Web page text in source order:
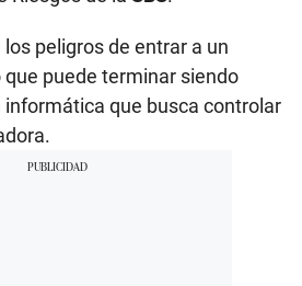
peligros de entrar a un
puede terminar siendo
que busca controlar